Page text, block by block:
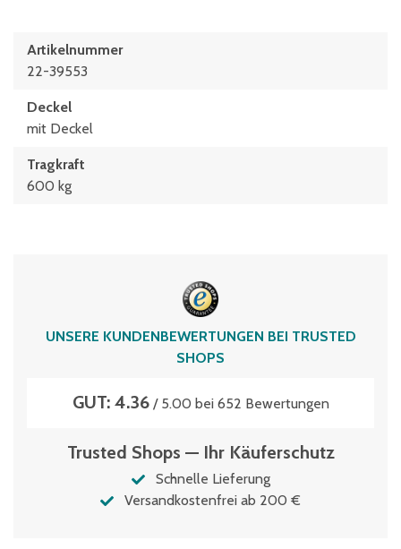
Artikelnummer
22-39553
Deckel
mit Deckel
Tragkraft
600 kg
UNSERE KUNDENBEWERTUNGEN BEI TRUSTED
SHOPS
GUT: 4.36/ 5.00 bei 652 Bewertungen
Trusted Shops — Ihr Käuferschutz
Schnelle Lieferung
Versandkostenfrei ab 200 €